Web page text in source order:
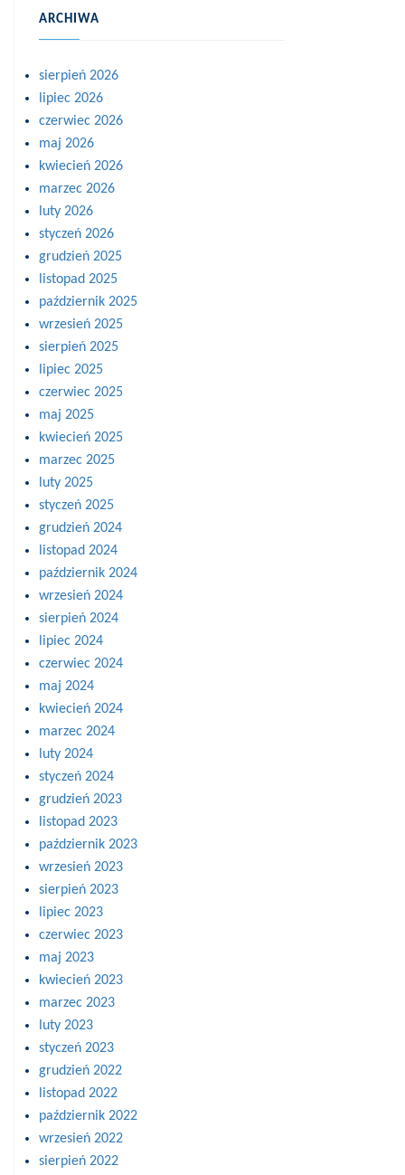
ARCHIWA
sierpień 2026
lipiec 2026
czerwiec 2026
maj 2026
kwiecień 2026
marzec 2026
luty 2026
styczeń 2026
grudzień 2025
listopad 2025
październik 2025
wrzesień 2025
sierpień 2025
lipiec 2025
czerwiec 2025
maj 2025
kwiecień 2025
marzec 2025
luty 2025
styczeń 2025
grudzień 2024
listopad 2024
październik 2024
wrzesień 2024
sierpień 2024
lipiec 2024
czerwiec 2024
maj 2024
kwiecień 2024
marzec 2024
luty 2024
styczeń 2024
grudzień 2023
listopad 2023
październik 2023
wrzesień 2023
sierpień 2023
lipiec 2023
czerwiec 2023
maj 2023
kwiecień 2023
marzec 2023
luty 2023
styczeń 2023
grudzień 2022
listopad 2022
październik 2022
wrzesień 2022
sierpień 2022